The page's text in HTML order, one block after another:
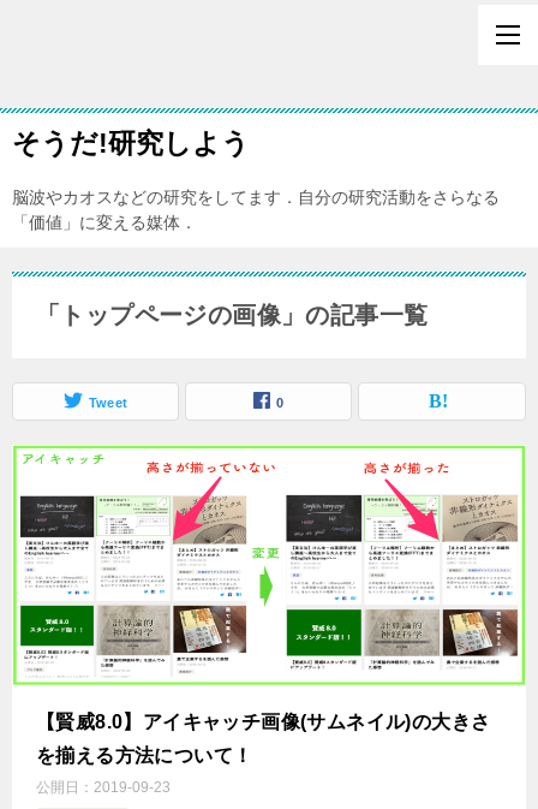
そうだ!研究しよう
脳波やカオスなどの研究をしてます．自分の研究活動をさらなる
「価値」に変える媒体．
「トップページの画像」の記事一覧
Tweet 0
【賢威8.0】アイキャッチ画像(サムネイル)の大きさ
を揃える方法について！
公開日： 2019-09-23